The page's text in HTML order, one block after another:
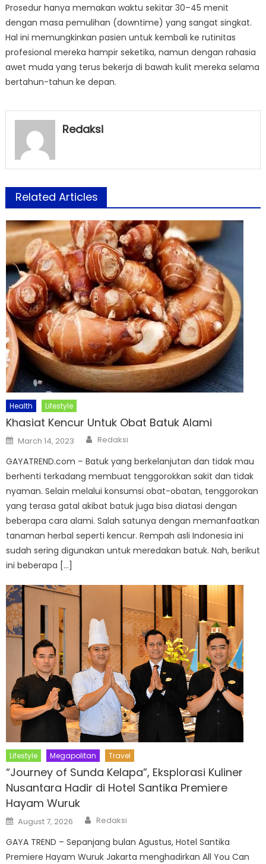
Prosedur hanya memakan waktu sekitar 30–45 menit
dengan masa pemulihan (downtime) yang sangat singkat.
Hal ini memungkinkan pasien untuk kembali ke rutinitas
profesional mereka hampir seketika, namun dengan rahasia
awet muda yang terus bekerja di bawah kulit mereka selama
bertahun-tahun ke depan.
Redaksi
Related Articles
Health Lifestyle
Khasiat Kencur Untuk Obat Batuk Alami
Posted
on
March 14, 2023 Author
Redaksi
GAYATREND.com – Batuk yang berkelanjutan dan tidak mau
berhenti terkadang membuat tenggorokkan sakit dan tidak
nyaman. Selain melalui konsumsi obat-obatan, tenggorokan
yang terasa gatal akibat batuk juga bisa diatasi dengan
beberapa cara alami. Salah satunya dengan memanfaatkan
tanaman herbal seperti kencur. Rempah asli Indonesia ini
sudah sering digunakan untuk meredakan batuk. Nah, berikut
ini beberapa […]
Lifestyle Megapolitan Travel
“Journey of Sunda Kelapa”, Eksplorasi Kuliner
Nusantara Hadir di Hotel Santika Premiere
Hayam Wuruk
Posted
on
August 7, 2026 Author
Redaksi
GAYA TREND – Sepanjang bulan Agustus, Hotel Santika
Premiere Hayam Wuruk Jakarta menghadirkan All You Can